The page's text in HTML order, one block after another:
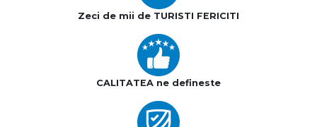
Zeci de mii de TURISTI FERICITI
CALITATEA ne defineste